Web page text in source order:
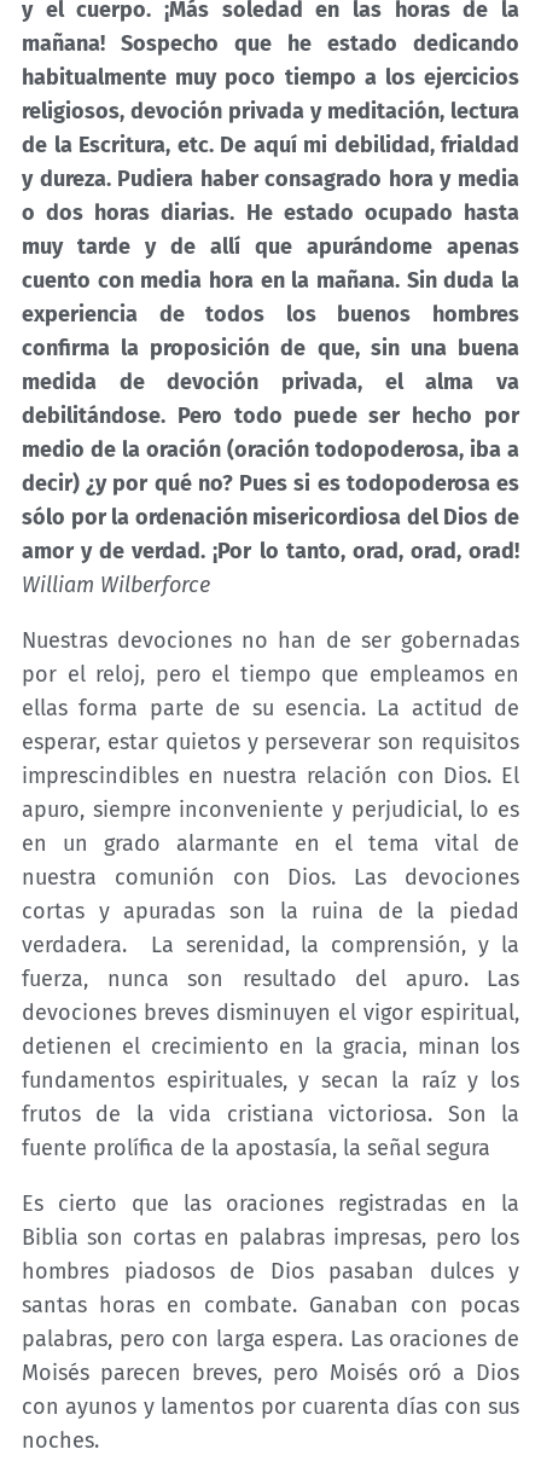
y el cuerpo. ¡Más soledad en las horas de la
mañana! Sospecho que he estado dedicando
habitualmente muy poco tiempo a los ejercicios
religiosos, devoción privada y meditación, lectura
de la Escritura, etc. De aquí mi debilidad, frialdad
y dureza. Pudiera haber consagrado hora y media
o dos horas diarias. He estado ocupado hasta
muy tarde y de allí que apurándome apenas
cuento con media hora en la mañana. Sin duda la
experiencia de todos los buenos hombres
confirma la proposición de que, sin una buena
medida de devoción privada, el alma va
debilitándose. Pero todo puede ser hecho por
medio de la oración (oración todopoderosa, iba a
decir) ¿y por qué no? Pues si es todopoderosa es
sólo por la ordenación misericordiosa del Dios de
amor y de verdad. ¡Por lo tanto, orad, orad, orad!
William Wilberforce
Nuestras devociones no han de ser gobernadas
por el reloj, pero el tiempo que empleamos en
ellas forma parte de su esencia. La actitud de
esperar, estar quietos y perseverar son requisitos
imprescindibles en nuestra relación con Dios. El
apuro, siempre inconveniente y perjudicial, lo es
en un grado alarmante en el tema vital de
nuestra comunión con Dios. Las devociones
cortas y apuradas son la ruina de la piedad
verdadera. La serenidad, la comprensión, y la
fuerza, nunca son resultado del apuro. Las
devociones breves disminuyen el vigor espiritual,
detienen el crecimiento en la gracia, minan los
fundamentos espirituales, y secan la raíz y los
frutos de la vida cristiana victoriosa. Son la
fuente prolífica de la apostasía, la señal segura
Es cierto que las oraciones registradas en la
Biblia son cortas en palabras impresas, pero los
hombres piadosos de Dios pasaban dulces y
santas horas en combate. Ganaban con pocas
palabras, pero con larga espera. Las oraciones de
Moisés parecen breves, pero Moisés oró a Dios
con ayunos y lamentos por cuarenta días con sus
noches.